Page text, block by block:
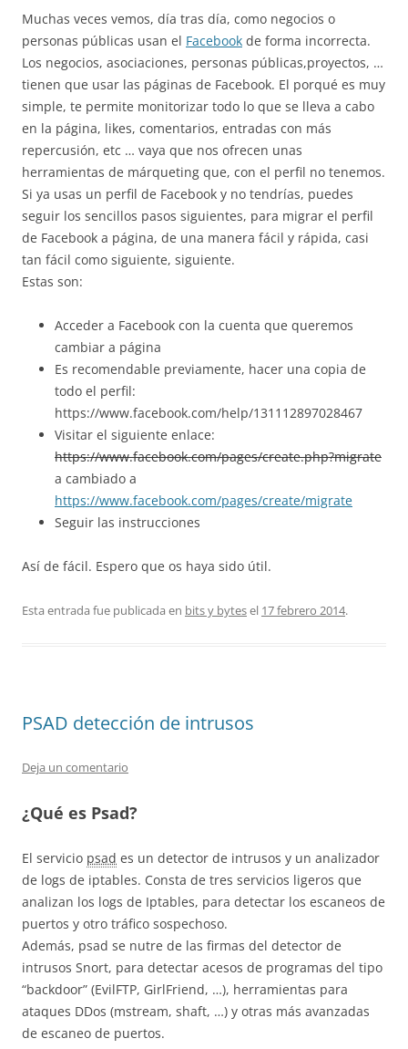
Muchas veces vemos, día tras día, como negocios o
personas públicas usan el Facebook de forma incorrecta.
Los negocios, asociaciones, personas públicas,proyectos, …
tienen que usar las páginas de Facebook. El porqué es muy
simple, te permite monitorizar todo lo que se lleva a cabo
en la página, likes, comentarios, entradas con más
repercusión, etc … vaya que nos ofrecen unas
herramientas de márqueting que, con el perfil no tenemos.
Si ya usas un perfil de Facebook y no tendrías, puedes
seguir los sencillos pasos siguientes, para migrar el perfil
de Facebook a página, de una manera fácil y rápida, casi
tan fácil como siguiente, siguiente.
Estas son:
Acceder a Facebook con la cuenta que queremos
cambiar a página
Es recomendable previamente, hacer una copia de
todo el perfil:
https://www.facebook.com/help/131112897028467
Visitar el siguiente enlace:
https://www.facebook.com/pages/create.php?migrate
a cambiado a
https://www.facebook.com/pages/create/migrate
Seguir las instrucciones
Así de fácil. Espero que os haya sido útil.
Esta entrada fue publicada en bits y bytesel 17 febrero 2014.
PSAD detección de intrusos
Deja un comentario
¿Qué es Psad?
El servicio psad es un detector de intrusos y un analizador
de logs de iptables. Consta de tres servicios ligeros que
analizan los logs de Iptables, para detectar los escaneos de
puertos y otro tráfico sospechoso.
Además, psad se nutre de las firmas del detector de
intrusos Snort, para detectar acesos de programas del tipo
“backdoor” (EvilFTP, GirlFriend, …), herramientas para
ataques DDos (mstream, shaft, …) y otras más avanzadas
de escaneo de puertos.